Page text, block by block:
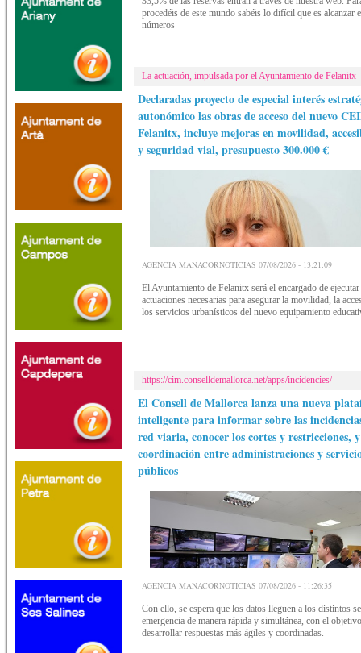
procedéis de este mundo sabéis lo difícil que es alcanzar
números
La actuación, impulsada por el Ayuntamiento de Felanitx
Declaradas proyecto de especial interés
autonómico las obras de acceso del nuevo
Felanitx, incluye mejoras en movilidad,
y seguridad vial, presupuesto 300.000 €
AGENCIA MANACORNOTICIAS 07/08/2026 - 13:21:09
El Ayuntamiento de Felanitx será el encargado de
actuaciones necesarias para asegurar la movilidad, la
los servicios urbanísticos del nuevo equipamiento
https://cim.conselldemallorca.net/apps/incidencies/
El Consell de Mallorca lanza una nueva
inteligente para informar sobre las
red viaria, conocer los cortes y restricciones, y
coordinación entre administraciones y
públicos
AGENCIA MANACORNOTICIAS 07/08/2026 - 11:26:35
Con ello, se espera que los datos lleguen a los distintos
emergencia de manera rápida y simultánea, con el
desarrollar respuestas más ágiles y coordinadas.